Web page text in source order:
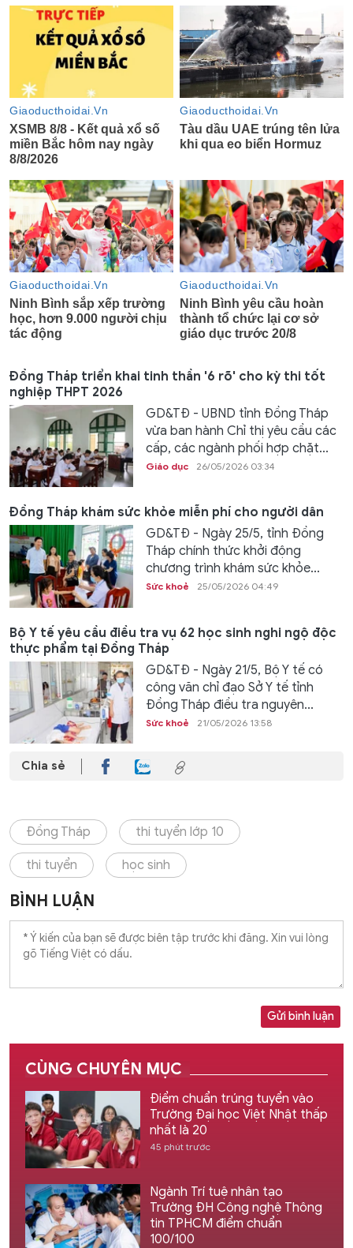
Đồng Tháp triển khai tinh thần '6 rõ' cho kỳ thi tốt
nghiệp THPT 2026
GD&TĐ - UBND tỉnh Đồng Tháp
vừa ban hành Chỉ thị yêu cầu các
cấp, các ngành phối hợp chặt...
Giáo dục 26/05/2026 03:34
Đồng Tháp khám sức khỏe miễn phí cho người dân
GD&TĐ - Ngày 25/5, tỉnh Đồng
Tháp chính thức khởi động
chương trình khám sức khỏe...
Sức khoẻ 25/05/2026 04:49
Bộ Y tế yêu cầu điều tra vụ 62 học sinh nghi ngộ độc
thực phẩm tại Đồng Tháp
GD&TĐ - Ngày 21/5, Bộ Y tế có
công văn chỉ đạo Sở Y tế tỉnh
Đồng Tháp điều tra nguyên...
Sức khoẻ 21/05/2026 13:58
Chia sẻ
Đồng Tháp thi tuyển lớp 10
thi tuyển học sinh
BÌNH LUẬN
Gửi bình luận
CÙNG CHUYÊN MỤC
Điểm chuẩn trúng tuyển vào
Trường Đại học Việt Nhật thấp
nhất là 20
45 phút trước
Ngành Trí tuệ nhân tạo
Trường ĐH Công nghệ Thông
tin TPHCM điểm chuẩn
100/100